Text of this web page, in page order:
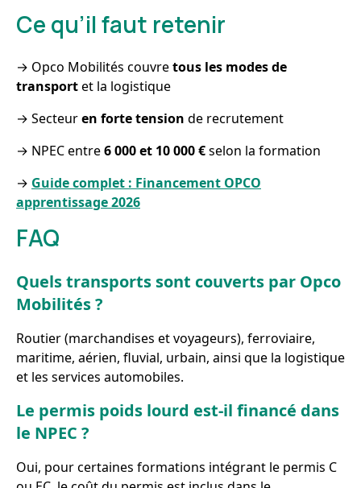
Ce qu’il faut retenir
→ Opco Mobilités couvretous les modes de
transportet la logistique
→ Secteuren forte tension de recrutement
→ NPEC entre6 000 et 10 000 €selon la formation
→ Guide complet : Financement OPCO
apprentissage 2026
FAQ
Quels transports sont couverts par Opco
Mobilités ?
Routier (marchandises et voyageurs), ferroviaire,
maritime, aérien, fluvial, urbain, ainsi que la logistique
et les services automobiles.
Le permis poids lourd est-il financé dans
le NPEC ?
Oui, pour certaines formations intégrant le permis C